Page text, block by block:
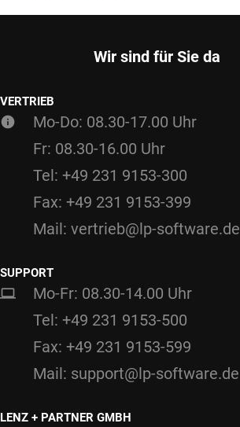
Wir sind für Sie da
VERTRIEB
Mo-Do: 08.30-17.00 Uhr
Fr: 08.30-16.00 Uhr
Tel: +49 231 9153-300
Fax: +49 231 9153-399
Mail: vertrieb@lp-software.de
SUPPORT
Mo-Fr: 08.30-14.00 Uhr
Tel: +49 231 9153-500
Fax: +49 231 9153-599
Mail: support@lp-software.de
LENZ + PARTNER GMBH